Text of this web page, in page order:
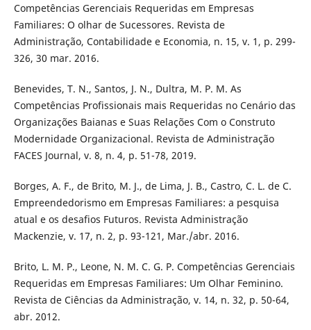
Competências Gerenciais Requeridas em Empresas
Familiares: O olhar de Sucessores. Revista de
Administração, Contabilidade e Economia, n. 15, v. 1, p. 299-
326, 30 mar. 2016.
Benevides, T. N., Santos, J. N., Dultra, M. P. M. As
Competências Profissionais mais Requeridas no Cenário das
Organizações Baianas e Suas Relações Com o Construto
Modernidade Organizacional. Revista de Administração
FACES Journal, v. 8, n. 4, p. 51-78, 2019.
Borges, A. F., de Brito, M. J., de Lima, J. B., Castro, C. L. de C.
Empreendedorismo em Empresas Familiares: a pesquisa
atual e os desafios Futuros. Revista Administração
Mackenzie, v. 17, n. 2, p. 93-121, Mar./abr. 2016.
Brito, L. M. P., Leone, N. M. C. G. P. Competências Gerenciais
Requeridas em Empresas Familiares: Um Olhar Feminino.
Revista de Ciências da Administração, v. 14, n. 32, p. 50-64,
abr. 2012.